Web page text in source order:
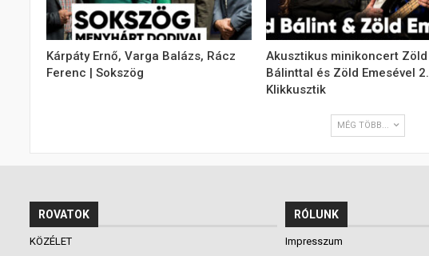
Kárpáty Ernő, Varga Balázs, Rácz
Ferenc | Sokszög
Akusztikus minikoncert Zöld
Bálinttal és Zöld Emesével 2. |
Klikkusztik
MÉG TÖBB...
ROVATOK
KÖZÉLET
RÓLUNK
Impresszum